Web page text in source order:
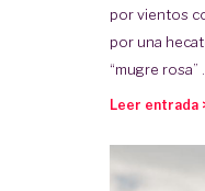
por vientos
por una
“mugre rosa” ...
Leer entrada